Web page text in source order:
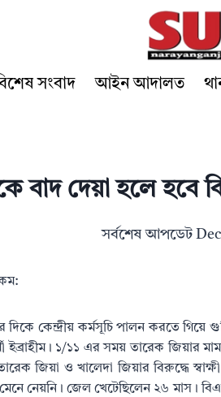
সংবাদ আইন আদালত
বাদ দেয়া হলে হবে
সর্বশেষ আপডেট
কেন্দ্রীয় কর্মসূচি পালন করতে গিয়ে
ইব্রাহীম। ১/১১ এর সময় তারেক জিয়ার
তারেক জিয়া ও খালেদা জিয়ার বিরুদ্ধে
মেনে নেয়নি। জেল খেটেছিলেন ২৬ মাস।